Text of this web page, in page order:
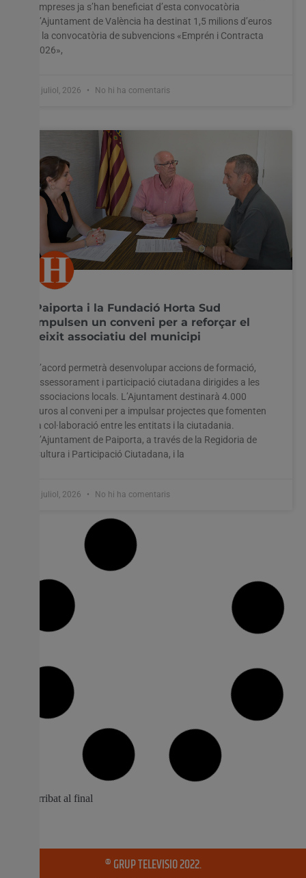
empreses ja s’han beneficiat d’esta convocatòria
L’Ajuntament de València ha destinat 1,5 milions d’euros
a la convocatòria de subvencions «Emprén i Contracta
2026»,
7 juliol, 2026 No hi ha comentaris
Paiporta i la Fundació Horta Sud
impulsen un conveni per a reforçar el
teixit associatiu del municipi
L’acord permetrà desenvolupar accions de formació,
assessorament i participació ciutadana dirigides a les
associacions locals. L’Ajuntament destinarà 4.000
euros al conveni per a impulsar projectes que fomenten
la col·laboració entre les entitats i la ciutadania.
L’Ajuntament de Paiporta, a través de la Regidoria de
Cultura i Participació Ciutadana, i la
3 juliol, 2026 No hi ha comentaris
Albal aprova el pressupost més alt de la
seua història amb 14,4 milions d’euros
Les comptes municipals creixen un 7,86 % i consoliden la
solidesa financera del consistori amb noves inversions i
millores en serveis essencials. El pressupost de 2026
prioritza les polítiques socials, la millora